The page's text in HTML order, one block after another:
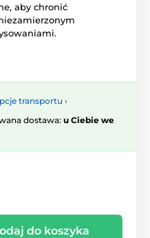
aby chronić
transportu ›
dostawa: u Ciebie we
do koszyka